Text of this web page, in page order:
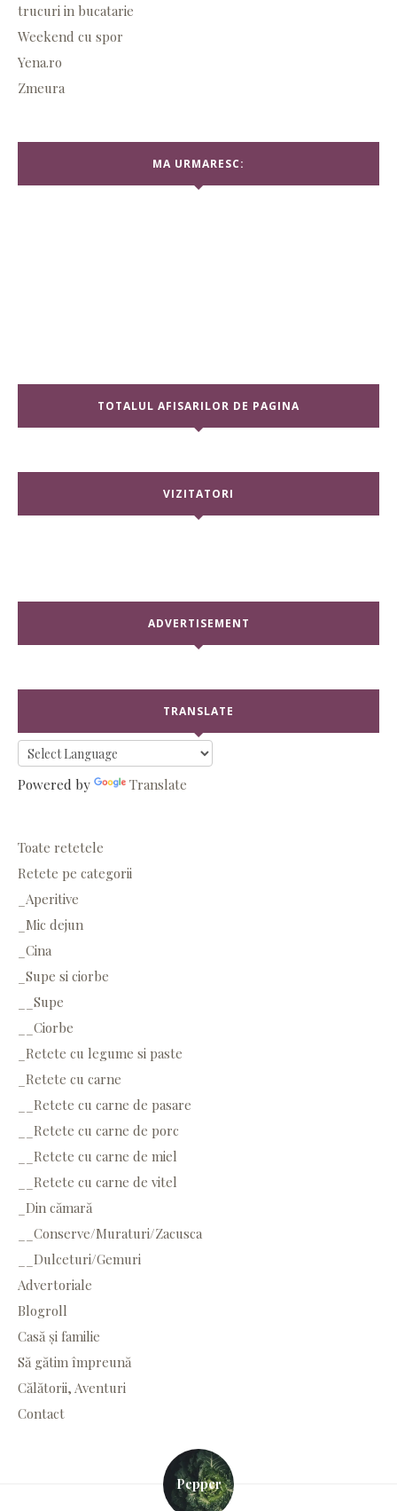
trucuri in bucatarie
Weekend cu spor
Yena.ro
Zmeura
MA URMARESC:
TOTALUL AFISARILOR DE PAGINA
VIZITATORI
ADVERTISEMENT
TRANSLATE
Powered by Translate
Toate retetele
Retete pe categorii
_Aperitive
_Mic dejun
_Cina
_Supe si ciorbe
__Supe
__Ciorbe
_Retete cu legume si paste
_Retete cu carne
__Retete cu carne de pasare
__Retete cu carne de porc
__Retete cu carne de miel
__Retete cu carne de vitel
_Din cămară
__Conserve/Muraturi/Zacusca
__Dulceturi/Gemuri
Advertoriale
Blogroll
Casă și familie
Să gătim împreună
Călătorii, Aventuri
Contact
Pepper